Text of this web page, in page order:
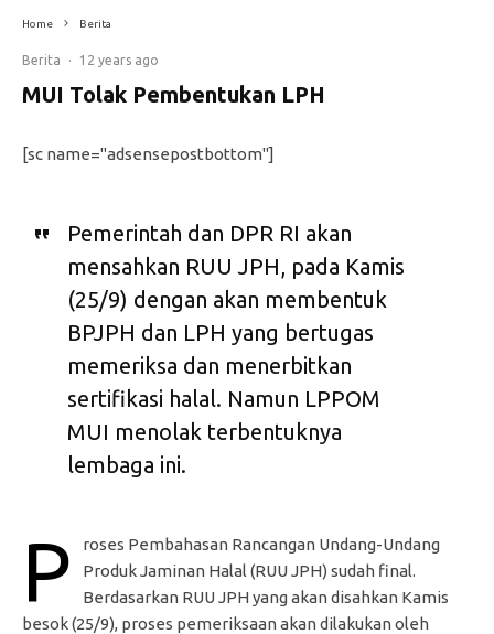
Home Berita
Berita · 12 years ago
MUI Tolak Pembentukan LPH
[sc name="adsensepostbottom"]
Pemerintah dan DPR RI akan
mensahkan RUU JPH, pada Kamis
(25/9) dengan akan membentuk
BPJPH dan LPH yang bertugas
memeriksa dan menerbitkan
sertifikasi halal. Namun LPPOM
MUI menolak terbentuknya
lembaga ini.
P
roses Pembahasan Rancangan Undang-Undang
Produk Jaminan Halal (RUU JPH) sudah final.
Berdasarkan RUU JPH yang akan disahkan Kamis
besok (25/9), proses pemeriksaan akan dilakukan oleh